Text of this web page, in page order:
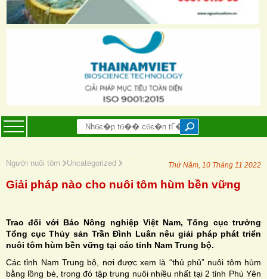
Người nuôi tôm Uncategorized Thứ Năm, 10 Tháng 11 2022
Giải pháp nào cho nuôi tôm hùm bền vững
Trao đổi với Báo Nông nghiệp Việt Nam, Tổng cục trưởng
Tổng cục Thủy sản Trần Đình Luân nêu giải pháp phát triển
nuôi tôm hùm bền vững tại các tỉnh Nam Trung bộ.
Các tỉnh Nam Trung bộ, nơi được xem là “thủ phủ” nuôi tôm hùm
bằng lồng bè, trong đó tập trung nuôi nhiều nhất tại 2 tỉnh Phú Yên